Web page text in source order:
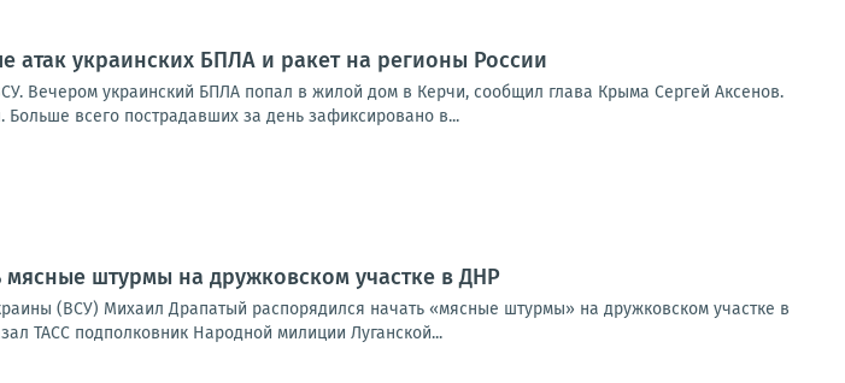
атак украинских БПЛА и ракет на регионы России
Вечером украинский БПЛА попал в жилой дом в Керчи, сообщил глава Крыма Сергей Аксенов.
всего пострадавших за день зафиксировано в...
штурмы на дружковском участке в ДНР
(ВСУ) Михаил Драпатый распорядился начать «мясные штурмы» на дружковском участке в
ТАСС подполковник Народной милиции Луганской...